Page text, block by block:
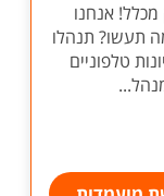
אנחנו
תעשו? תנהלו
טלפוניים